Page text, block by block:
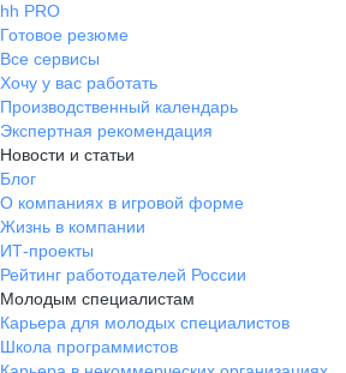
hh PRO
Готовое резюме
Все сервисы
Хочу у вас работать
Производственный календарь
Экспертная рекомендация
Новости и статьи
Блог
О компаниях в игровой форме
Жизнь в компании
ИТ-проекты
Рейтинг работодателей России
Молодым специалистам
Карьера для молодых специалистов
Школа программистов